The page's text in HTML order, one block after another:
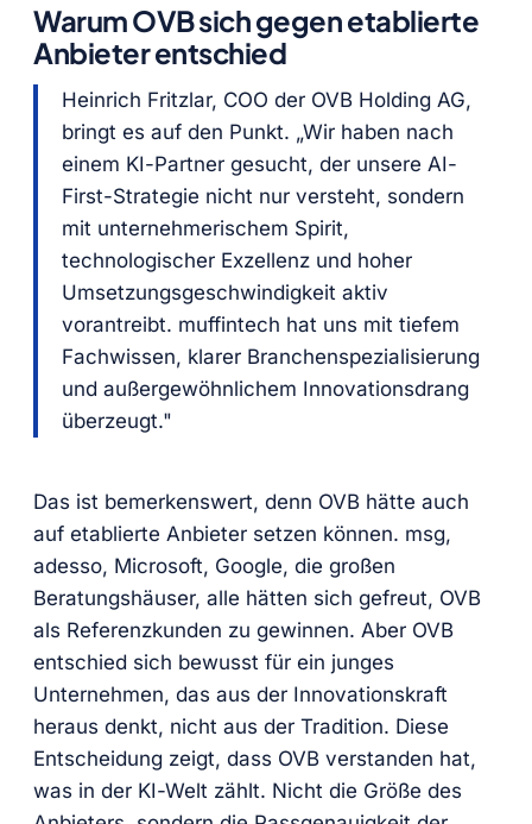
Warum OVB sich gegen etablierte
Anbieter entschied
Heinrich Fritzlar, COO der OVB Holding AG,
bringt es auf den Punkt. „Wir haben nach
einem KI-Partner gesucht, der unsere AI-
First-Strategie nicht nur versteht, sondern
mit unternehmerischem Spirit,
technologischer Exzellenz und hoher
Umsetzungsgeschwindigkeit aktiv
vorantreibt. muffintech hat uns mit tiefem
Fachwissen, klarer Branchenspezialisierung
und außergewöhnlichem Innovationsdrang
überzeugt."
Das ist bemerkenswert, denn OVB hätte auch
auf etablierte Anbieter setzen können. msg,
adesso, Microsoft, Google, die großen
Beratungshäuser, alle hätten sich gefreut, OVB
als Referenzkunden zu gewinnen. Aber OVB
entschied sich bewusst für ein junges
Unternehmen, das aus der Innovationskraft
heraus denkt, nicht aus der Tradition. Diese
Entscheidung zeigt, dass OVB verstanden hat,
was in der KI-Welt zählt. Nicht die Größe des